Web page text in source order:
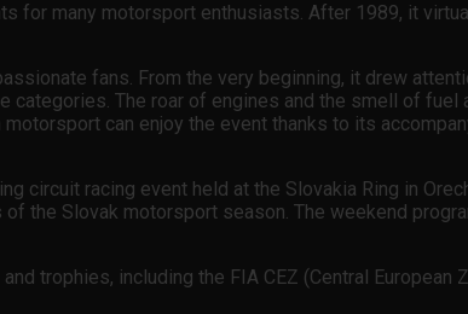
for many motorsport enthusiasts. After 1989, it
fans. From the very beginning, it drew
The roar of engines and the smell of fuel
can enjoy the event thanks to its
circuit racing event held at the Slovakia Ring in
the Slovak motorsport season. The weekend
trophies, including the FIA CEZ (Central European